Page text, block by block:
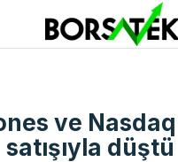
ve Nasdaq
düştü